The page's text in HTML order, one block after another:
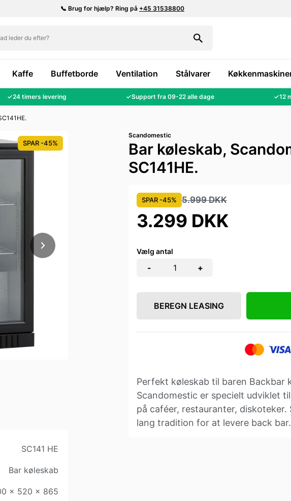
📞 Brug for hjælp? Ring på +45 31538800
Kaffe Buffetborde Ventilation Stålvarer
✓24 timers levering ✓Support fra 09-22 alle dage ✓12
SPAR -45%
SC141 HE
Bar køleskab
x 520 x 865
Scandomestic
Bar køleskab,
SC141HE.
SPAR -45% 5.999 DKK
3.299 DKK
Vælg antal
- +
BEREGN LEASING
Perfekt køleskab til baren Backbar
Scandomestic er specielt udviklet
på caféer, restauranter, diskoteker.
lang tradition for at levere back